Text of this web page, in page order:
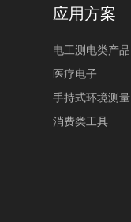
应用方案
电工测电类产品
医疗电子
手持式环境测量
消费类工具